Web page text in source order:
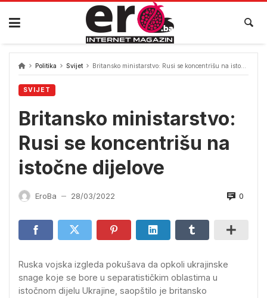
Skip
content
Politika Svijet Britansko ministarstvo: Rusi se koncentrišu na istočne dijelove
SVIJET
Britansko ministarstvo:
Rusi se koncentrišu na
istočne dijelove
EroBa — 28/03/2022 0
Ruska vojska izgleda pokušava da opkoli ukrajinske
snage koje se bore u separatističkim oblastima u
istočnom dijelu Ukrajine, saopštilo je britansko